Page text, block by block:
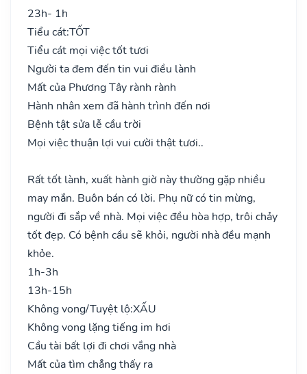
23h- 1h
Tiểu cát:TỐT
Tiểu cát mọi việc tốt tươi
Người ta đem đến tin vui điều lành
Mất của Phương Tây rành rành
Hành nhân xem đã hành trình đến nơi
Bệnh tật sửa lễ cầu trời
Mọi việc thuận lợi vui cười thật tươi..
Rất tốt lành, xuất hành giờ này thường gặp nhiều
may mắn. Buôn bán có lời. Phụ nữ có tin mừng,
người đi sắp về nhà. Mọi việc đều hòa hợp, trôi chảy
tốt đẹp. Có bệnh cầu sẽ khỏi, người nhà đều mạnh
khỏe.
1h-3h
13h-15h
Không vong/Tuyệt lộ:XẤU
Không vong lặng tiếng im hơi
Cầu tài bất lợi đi chơi vắng nhà
Mất của tìm chẳng thấy ra